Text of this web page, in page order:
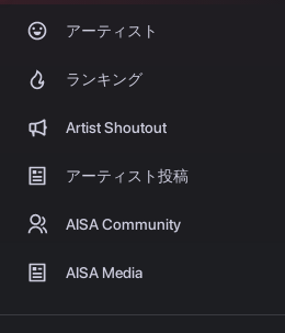
アーティスト
ランキング
Artist Shoutout
アーティスト投稿
AISA Community
AISA Media